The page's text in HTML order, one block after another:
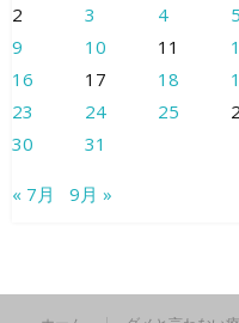
2
3 4 5
9
10 11
16
17 18
23
24 25
30
31
« 7月 9月 »